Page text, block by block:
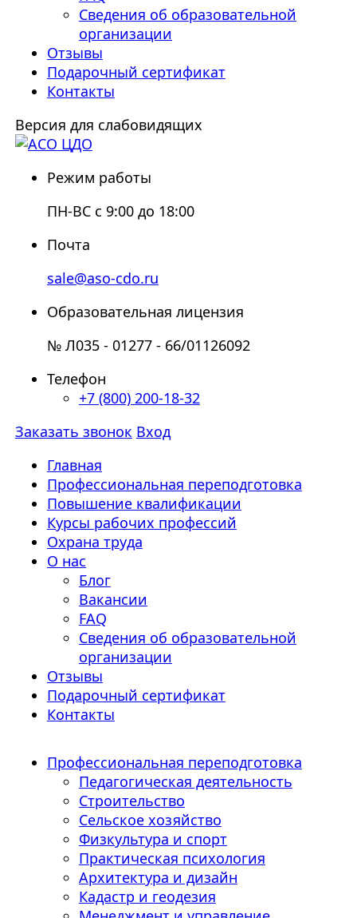
Сведения об образовательной
организации
Отзывы
Подарочный сертификат
Контакты
Версия для слабовидящих
Режим работы
ПН-ВС с 9:00 до 18:00
Почта
sale@aso-cdo.ru
Образовательная лицензия
№ Л035 - 01277 - 66/01126092
Телефон
+7 (800) 200-18-32
Заказать звонок Вход
Главная
Профессиональная переподготовка
Повышение квалификации
Курсы рабочих профессий
Охрана труда
О нас
Блог
Вакансии
FAQ
Сведения об образовательной
организации
Отзывы
Подарочный сертификат
Контакты
Профессиональная переподготовка
Педагогическая деятельность
Строительство
Сельское хозяйство
Физкультура и спорт
Практическая психология
Архитектура и дизайн
Кадастр и геодезия